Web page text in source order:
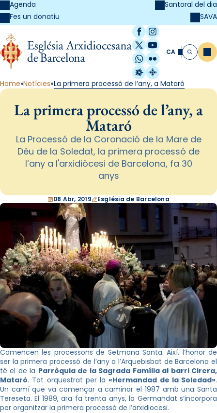
Agenda
Fes un donatiu
Santoral del dia
SAVA
Facebook
Instagram
X / Twitter
YouTube
WhatsApp
Flickr
Radio Estel
Catalunya
CA Cerca
Home Notícies La primera processó de l’any, a Mataró
La primera processó de l’any, a
Mataró
La Processó de la Coronació de la Mare de
Déu de la Soledat, la primera processó de
l’any a l'arxidiòcesi de Barcelona, fa 30
anys
08 Abr, 2019 Església de Barcelona
Comencen les processons de Setmana Santa. Així, l’honor de
ser la primera processó de l’any a l’Arquebisbat de Barcelona el
té el de la Parròquia de la Sagrada Família al barri Cirera,
Mataró. Tot orquestrat per la«Hermandad de la Soledad».
Un camí que va començar a caminar el 1987 amb una Santa
Tereseta. El 1989, ara fa trenta anys, la Germandat s’incorpora
per organitzar la primera processó de l’arxidiocesi.